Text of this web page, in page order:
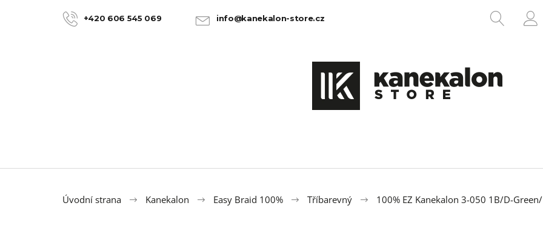
+420 606 545 069 info@kanekalon-store.cz
Úvodní strana Kanekalon Easy Braid 100% Tříbarevný 100% EZ Kanekalon 3-050 1B/D-
Co potřebujete najít?